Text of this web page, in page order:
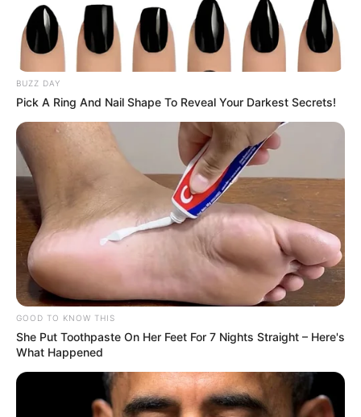
BUZZ DAY
Pick A Ring And Nail Shape To Reveal Your Darkest Secrets!
GOOD TO KNOW THIS
She Put Toothpaste On Her Feet For 7 Nights Straight – Here's
What Happened